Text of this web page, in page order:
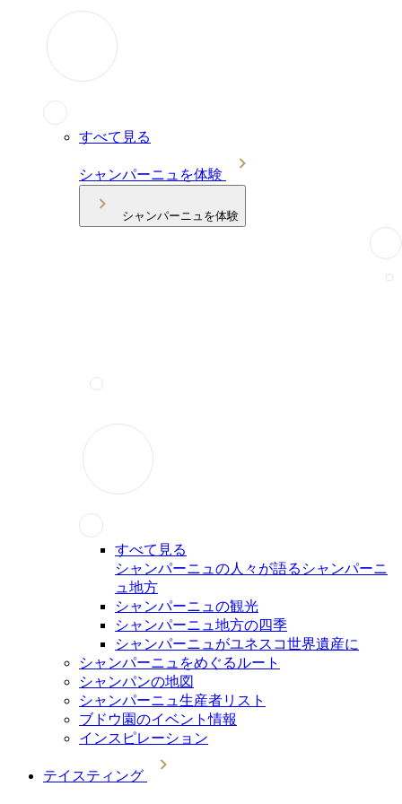
すべて見る
シャンパーニュを体験
シャンパーニュを体験
すべて見る
シャンパーニュの人々が語るシャンパーニ
ュ地方
シャンパーニュの観光
シャンパーニュ地方の四季
シャンパーニュがユネスコ世界遺産に
シャンパーニュをめぐるルート
シャンパンの地図
シャンパーニュ生産者リスト
ブドウ園のイベント情報
インスピレーション
テイスティング